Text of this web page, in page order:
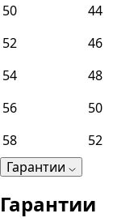
50
44
52
46
54
48
56
50
58
52
Гарантии
Гарантии